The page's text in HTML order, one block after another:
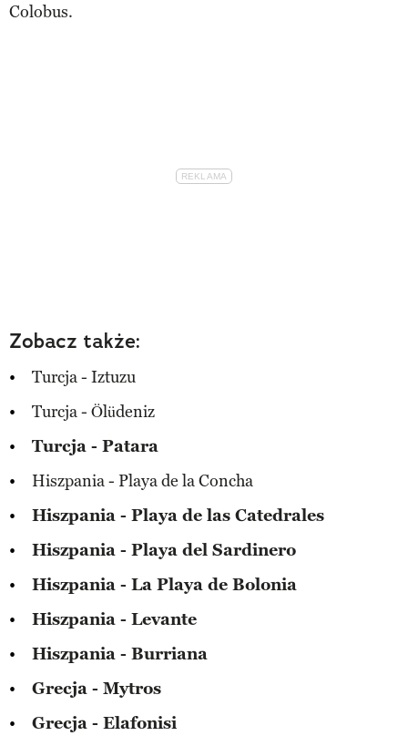
Colobus.
Zobacz także:
Turcja - Iztuzu
Turcja - Ölüdeniz
Turcja - Patara
Hiszpania - Playa de la Concha
Hiszpania - Playa de las Catedrales
Hiszpania - Playa del Sardinero
Hiszpania - La Playa de Bolonia
Hiszpania - Levante
Hiszpania - Burriana
Grecja - Mytros
Grecja - Elafonisi